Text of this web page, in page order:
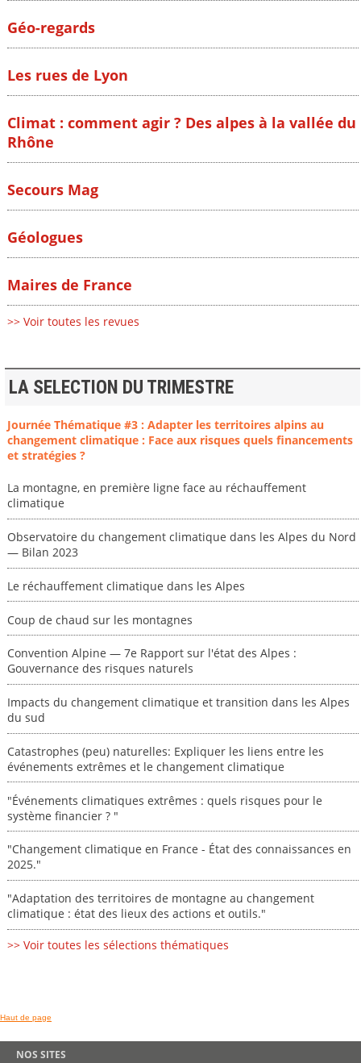
Géo-regards
Les rues de Lyon
Climat : comment agir ? Des alpes à la vallée du
Rhône
Secours Mag
Géologues
Maires de France
>> Voir toutes les revues
LA SELECTION DU TRIMESTRE
Journée Thématique #3 : Adapter les territoires alpins au
changement climatique : Face aux risques quels financements
et stratégies ?
La montagne, en première ligne face au réchauffement
climatique
Observatoire du changement climatique dans les Alpes du Nord
— Bilan 2023
Le réchauffement climatique dans les Alpes
Coup de chaud sur les montagnes
Convention Alpine — 7e Rapport sur l'état des Alpes :
Gouvernance des risques naturels
Impacts du changement climatique et transition dans les Alpes
du sud
Catastrophes (peu) naturelles: Expliquer les liens entre les
événements extrêmes et le changement climatique
"Événements climatiques extrêmes : quels risques pour le
système financier ? "
"Changement climatique en France - État des connaissances en
2025."
"Adaptation des territoires de montagne au changement
climatique : état des lieux des actions et outils."
>> Voir toutes les sélections thématiques
Haut de page
NOS SITES